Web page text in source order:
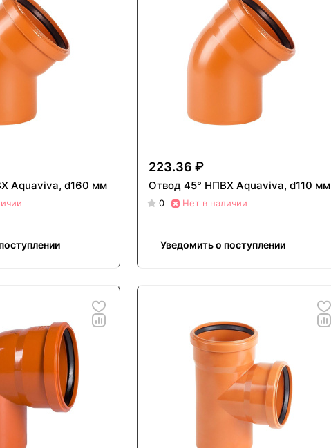
Aquaviva, d160 мм
223.36 ₽
Отвод 45° НПВХ Aquaviva, d110 мм
0 Нет в наличии
Уведомить о поступлении